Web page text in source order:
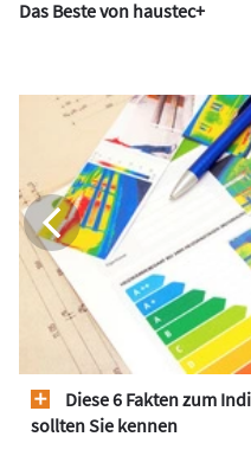
Das Beste von haustec+
Diese 6 Fakten zum
sollten Sie kennen